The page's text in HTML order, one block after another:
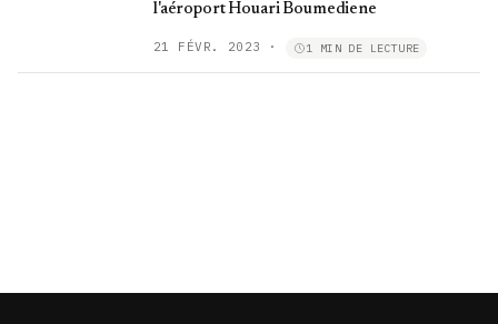
l'aéroport Houari Boumediene
21 FÉVR. 2023 · 1 MIN DE LECTURE